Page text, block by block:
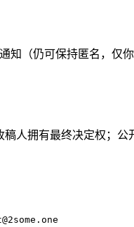
知（仍可保持匿名，仅
人拥有最终决定权；公
@2some.one